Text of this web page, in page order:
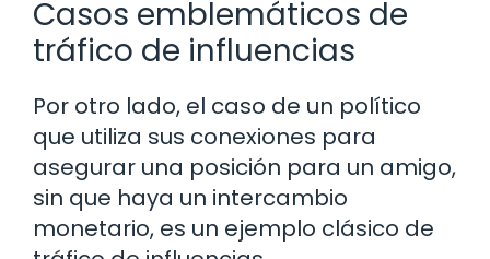
Casos emblemáticos de
tráfico de influencias
Por otro lado, el caso de un político
que utiliza sus conexiones para
asegurar una posición para un amigo,
sin que haya un intercambio
monetario, es un ejemplo clásico de